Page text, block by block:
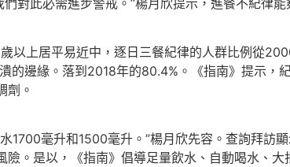
居平易近中，逐日三餐紀律的人群比例從
的邊緣。落到2018年的80.4%。《指南》提示，
劑。
毫升和1500毫升。”楊月欣先容。查詢拜訪
。是以，《指南》倡導足量飲水、自動喝水、大